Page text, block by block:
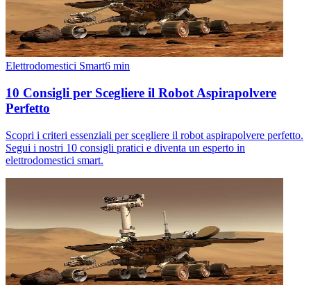
Elettrodomestici Smart6 min
10 Consigli per Scegliere il Robot Aspirapolvere
Perfetto
Scopri i criteri essenziali per scegliere il robot aspirapolvere perfetto.
Segui i nostri 10 consigli pratici e diventa un esperto in
elettrodomestici smart.